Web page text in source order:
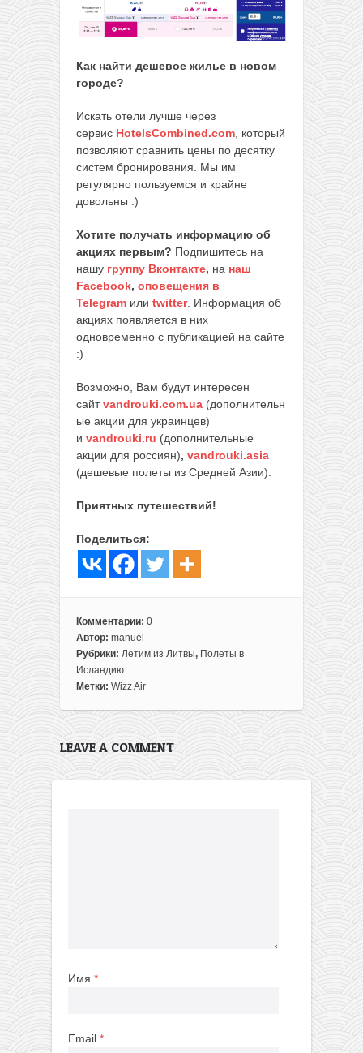
Как найти дешевое жилье в новом
городе?
Искать отели лучше через
сервис HotelsCombined.com , который
позволяют сравнить цены по десятку
систем бронирования. Мы им
регулярно пользуемся и крайне
довольны :)
Хотите получать информацию об
акциях первым? Подпишитесь на
нашу группу Вконтакте, на наш
Facebook, оповещения в
Telegram или twitter. Информация об
акциях появляется в них
одновременно с публикацией на сайте
:)
Возможно, Вам будут интересен
сайтvandrouki.com.ua (дополнительн
ые акции для украинцев)
и vandrouki.ru (дополнительные
акции для россиян), vandrouki.asia
(дешевые полеты из Средней Азии).
Приятных путешествий!
Поделиться:
Комментарии: 0
Автор: manuel
Рубрики: Летим из Литвы, Полеты в
Исландию
Метки: Wizz Air
LEAVE A COMMENT
Имя *
Email *